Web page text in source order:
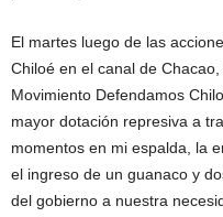
El martes luego de las
Chiloé en el canal de
Movimiento Defendamos
mayor dotación represiva a
momentos en mi espalda, la
el ingreso de un guanaco y
del gobierno a nuestra